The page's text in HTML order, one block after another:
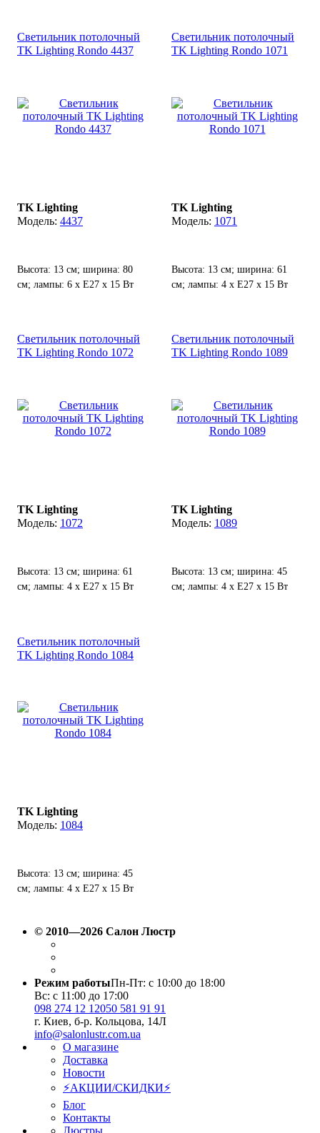
Светильник потолочный
TK Lighting Rondo 4437
TK Lighting
4437
Высота: 13 см; ширина: 80
см; лампы: 6 х Е27 х 15 Вт
Светильник потолочный
TK Lighting Rondo 1071
TK Lighting
1071
Высота: 13 см; ширина: 61
см; лампы: 4 х Е27 х 15 Вт
Светильник потолочный
TK Lighting Rondo 1072
TK Lighting
1072
Высота: 13 см; ширина: 61
см; лампы: 4 х Е27 х 15 Вт
Светильник потолочный
TK Lighting Rondo 1089
TK Lighting
1089
Высота: 13 см; ширина: 45
см; лампы: 4 х Е27 х 15 Вт
Светильник потолочный
TK Lighting Rondo 1084
TK Lighting
1084
Высота: 13 см; ширина: 45
см; лампы: 4 х Е27 х 15 Вт
© 2010—2026 Салон Люстр
Режим работыПн-Пт: с 10:00 до 18:00
Вс: с 11:00 до 17:00
098 274 12 12050 581 91 91
г. Киев, б-р. Кольцова, 14Л
info@salonlustr.com.ua
О магазине
Доставка
Новости
⚡АКЦИИ/СКИДКИ⚡
Блог
Контакты
Люстры